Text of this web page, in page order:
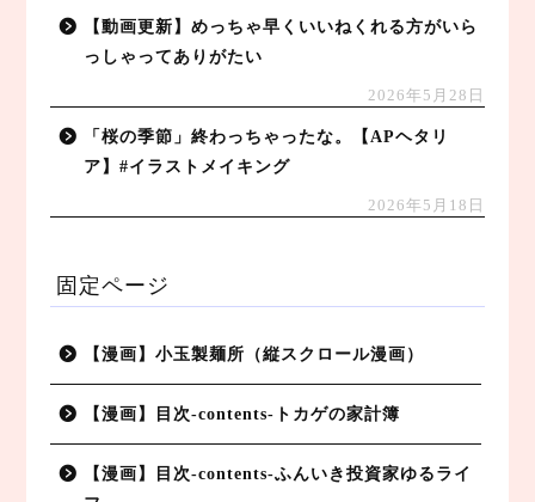
【動画更新】めっちゃ早くいいねくれる方がいら
っしゃってありがたい
2026年5月28日
「桜の季節」終わっちゃったな。【APヘタリ
ア】#イラストメイキング
2026年5月18日
固定ページ
【漫画】小玉製麺所（縦スクロール漫画）
【漫画】目次-contents-トカゲの家計簿
【漫画】目次-contents-ふんいき投資家ゆるライ